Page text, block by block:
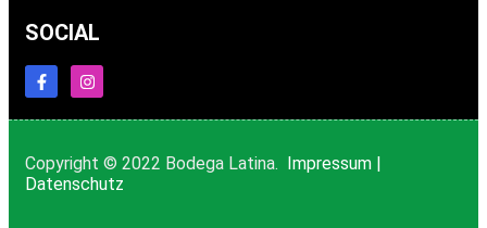
SOCIAL
Copyright © 2022 Bodega Latina. Impressum |
Datenschutz